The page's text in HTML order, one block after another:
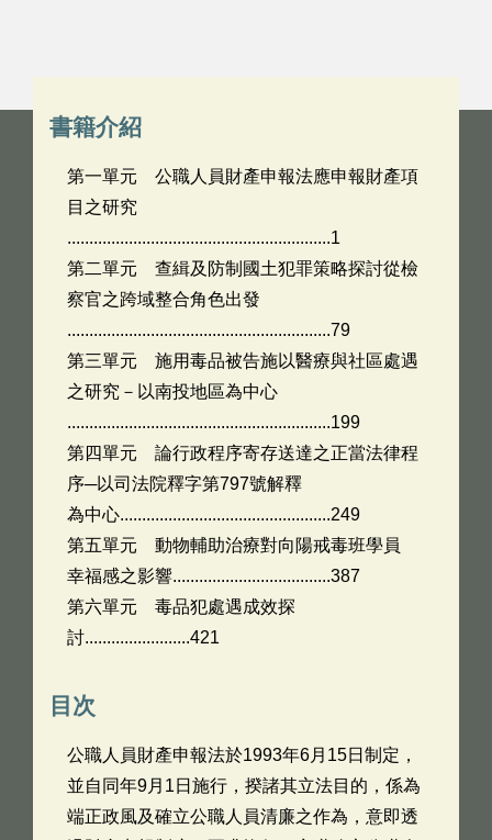
書籍介紹
第一單元 公職人員財產申報法應申報財產項
目之研究
............................................................1
第二單元 查緝及防制國土犯罪策略探討從檢
察官之跨域整合角色出發
............................................................79
第三單元 施用毒品被告施以醫療與社區處遇
之研究－以南投地區為中心
............................................................199
第四單元 論行政程序寄存送達之正當法律程
序─以司法院釋字第797號解釋
為中心................................................249
第五單元 動物輔助治療對向陽戒毒班學員
幸福感之影響....................................387
第六單元 毒品犯處遇成效探
討........................421
目次
公職人員財產申報法於1993年6月15日制定，
並自同年9月1日施行，揆諸其立法目的，係為
端正政風及確立公職人員清廉之作為，意即透